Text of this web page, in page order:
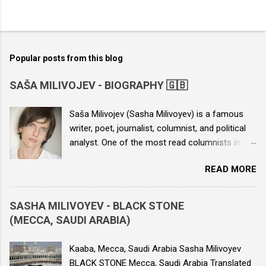
Popular posts from this blog
SAŠA MILIVOJEV - BIOGRAPHY 🇬🇧
Saša Milivojev (Sasha Milivoyev) is a famous
writer, poet, journalist, columnist, and political
analyst. One of the most read columnists in
numerous columns published in various daily
newspapers. He is the author of the novels
Nuclear Bomb”, “Love and Death in Dubai”, and
the collection of columns “Journalist of
work has been translated into around twenty
READ MORE
SASHA MILIVOYEV - BLACK STONE
(MECCA, SAUDI ARABIA)
Kaaba, Mecca, Saudi Arabia Sasha Milivoyev
BLACK STONE Mecca, Saudi Arabia Translated